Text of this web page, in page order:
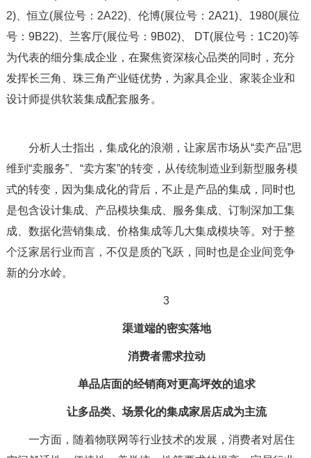
2)、恒立(展位号：2A22)、伦博(展位号：2A21)、1980(展位
号：9B22)、兰客厅(展位号：9B02)、 DT(展位号：1C20)等
为代表的细分集成企业，在聚焦资深核心品类的同时，充分
发挥长三角、珠三角产业链优势，为家具企业、家装企业和
设计师提供软装集成配套服务。
分析人士指出，集成化的浪潮，让家居市场从“卖产品”思
维到“卖服务”、“卖方案”的转变，从传统制造业到新型服务模
式的转变，因为集成化的背后，不止是产品的集成，同时也
是包含设计集成、产品模块集成、服务集成、订制深加工集
成、数据化营销集成、价格集成等几大集成模块等。对于整
个泛家居行业而言，不仅是质的飞跃，同时也是企业间竞争
新的分水岭。
3
渠道端的密实落地
消费者需求拉动
单品店面的经销商对更高坪效的追求
让多品类、场景化的集成家居店成为主流
一方面，随着物联网等行业技术的发展，消费者对居住